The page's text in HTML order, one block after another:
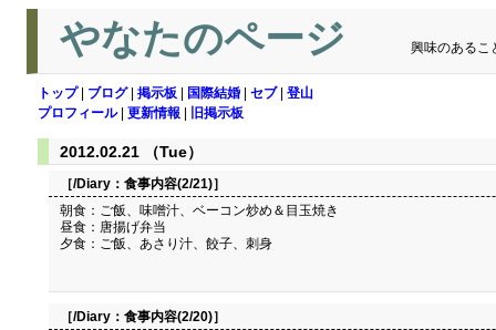
やなたのページ 興味のあるこ
トップ| ブログ| 掲示板 国際結婚 セブ| 登山
プロフィール| 更新情報 旧掲示板
2012.02.21 （Tue）
［/Diary： 食事内容(2/21)］
朝食：ご飯、味噌汁、ベーコン炒め＆目玉焼き
昼食：唐揚げ弁当
夕食：ご飯、あさり汁、餃子、刺身
［/Diary： 食事内容(2/20)］